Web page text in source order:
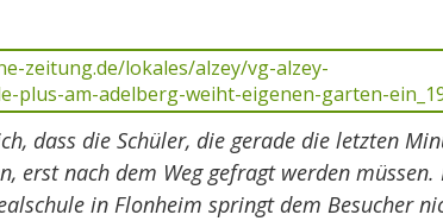
dass die Schüler, die gerade die letzten
erst nach dem Weg gefragt werden müssen.
in Flonheim springt dem Besucher